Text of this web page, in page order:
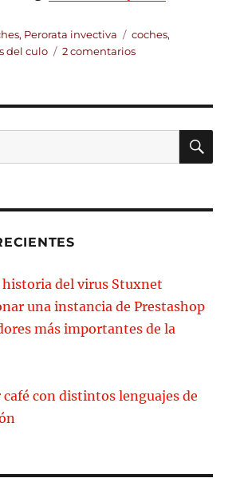
, Perorata invectiva Etiquetas
coches,
del culo 2 comentariosen
del virus Stuxnet
una instancia de Prestashop
más importantes de la
café con distintos lenguajes de